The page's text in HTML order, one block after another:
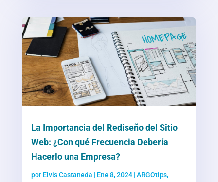
La Importancia del Rediseño del Sitio
Web: ¿Con qué Frecuencia Debería
Hacerlo una Empresa?
por Elvis Castaneda | Ene 8, 2024|ARGOtips,